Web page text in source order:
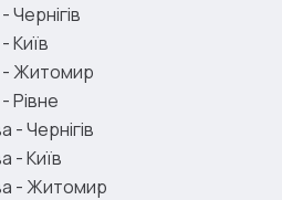
Київ
- Житомир
Рівне
Чернігів
- Київ
- Житомир